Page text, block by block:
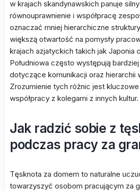
w krajach skandynawskich panuje
równouprawnienie i współpracę
oznaczać mniej hierarchiczne
większą otwartość na pomysły
krajach azjatyckich takich jak Japonia
Południowa często występują
dotyczące komunikacji oraz hierarchii
Zrozumienie tych różnic jest
współpracy z kolegami z innych kultur.
Jak radzić sobie z
podczas pracy za
Tęsknota za domem to naturalne
towarzyszyć osobom pracującym za